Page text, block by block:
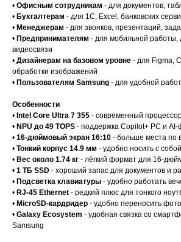
• Офисным сотрудникам - для документов,
• Бухгалтерам - для 1С, Excel, банковских
• Менеджерам - для звонков, презентаций,
• Предпринимателям - для мобильной работы,
видеосвязи
• Дизайнерам на базовом уровне - для Figma,
обработки изображений
• Пользователям Samsung - для удобной
Особенности
• Intel Core Ultra 7 355 - современный
• NPU до 49 TOPS - поддержка Copilot+ PC и AI-
• 16-дюймовый экран 16:10 - больше места по
• Тонкий корпус 14.9 мм - удобно носить с собой
• Вес около 1.74 кг - лёгкий формат для 16-
• 1 ТБ SSD - хороший запас для документов и
• Подсветка клавиатуры - удобно работать
• RJ-45 Ethernet - редкий плюс для тонкого
• MicroSD-кардридер - удобно переносить
• Galaxy Ecosystem - удобная связка со
Samsung